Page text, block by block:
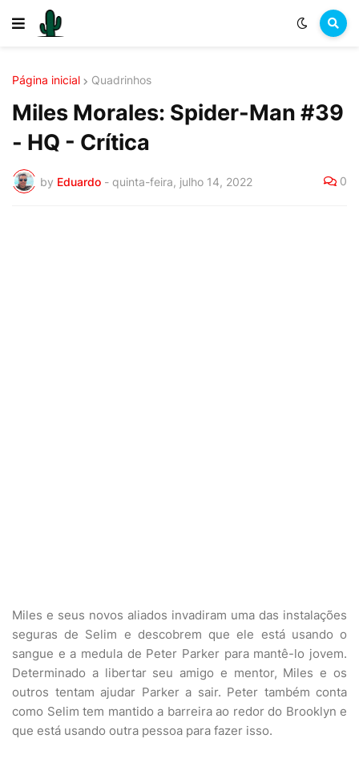
Página inicial Quadrinhos
Miles Morales: Spider-Man #39
- HQ - Crítica
by Eduardo - quinta-feira, julho 14, 2022 0
Miles e seus novos aliados invadiram uma das instalações
seguras de Selim e descobrem que ele está usando o
sangue e a medula de Peter Parker para mantê-lo jovem.
Determinado a libertar seu amigo e mentor, Miles e os
outros tentam ajudar Parker a sair. Peter também conta
como Selim tem mantido a barreira ao redor do Brooklyn e
que está usando outra pessoa para fazer isso.